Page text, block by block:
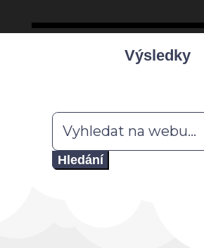
Výsledky
Hledat: